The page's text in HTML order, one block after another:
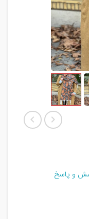
و پاسخ